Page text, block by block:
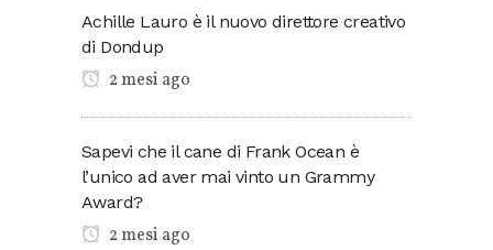
Achille Lauro è il nuovo direttore creativo
di Dondup
2 mesi ago
Sapevi che il cane di Frank Ocean è
l’unico ad aver mai vinto un Grammy
Award?
2 mesi ago